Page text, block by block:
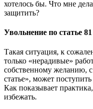
хотелось бы. Что мне
защитить?
Увольнение по статье
Такая ситуация, к
только «нерадивые»
собственному желанию,
статье», может
Как показывает
избежать.